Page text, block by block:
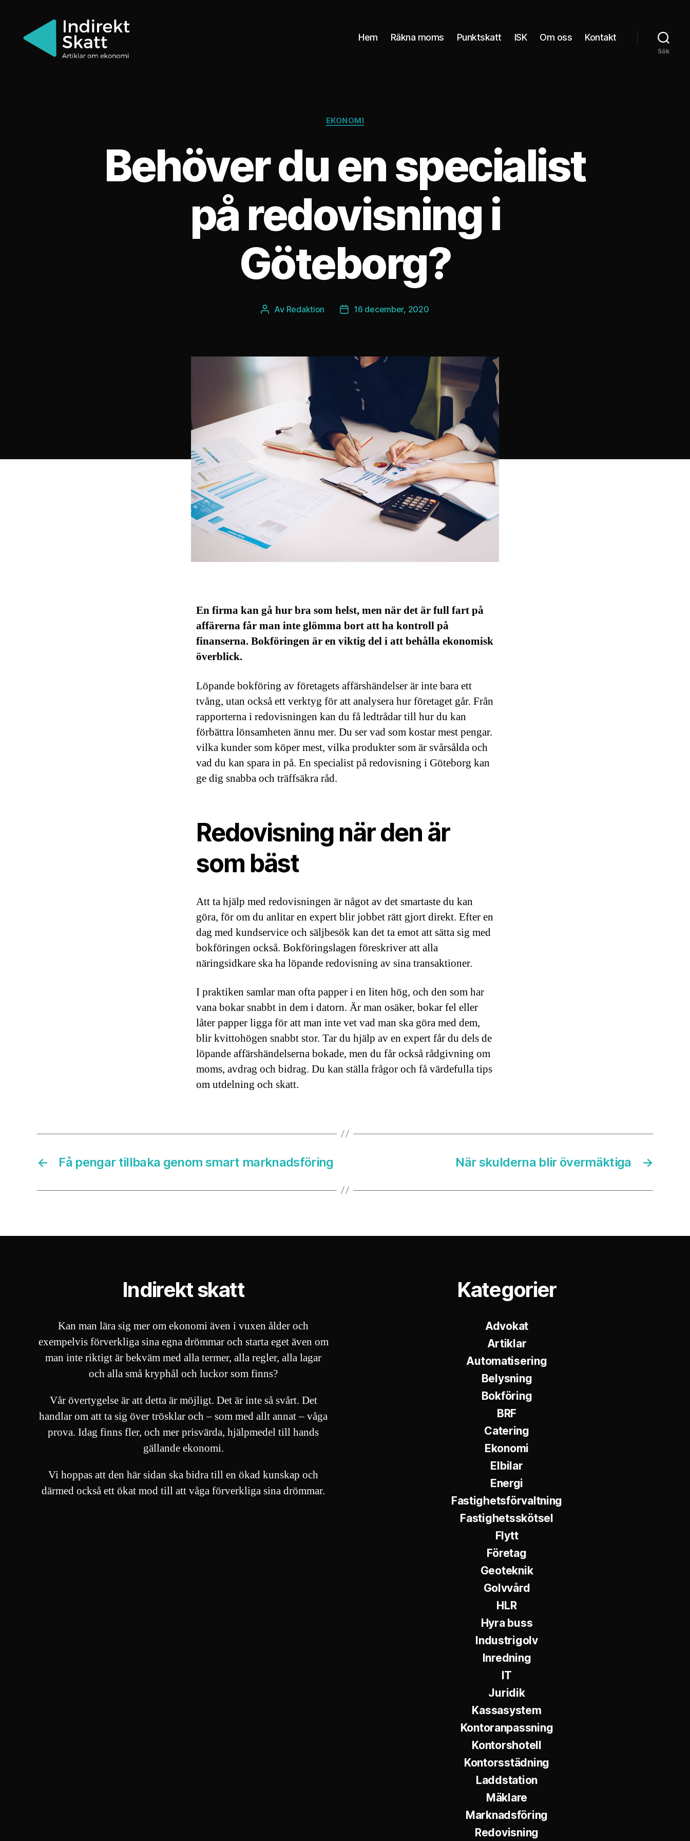
Hem Räkna moms Punktskatt ISK Om oss Kontakt
Sök
Kategorier
EKONOMI
Behöver du en specialist
på redovisning i
Göteborg?
Inläggsförfattare
Av Redaktion Inläggsdatum
16 december, 2020
En firma kan gå hur bra som helst, men när det är full fart på
affärerna får man inte glömma bort att ha kontroll på
finanserna. Bokföringen är en viktig del i att behålla ekonomisk
överblick.
Löpande bokföring av företagets affärshändelser är inte bara ett
tvång, utan också ett verktyg för att analysera hur företaget går. Från
rapporterna i redovisningen kan du få ledtrådar till hur du kan
förbättra lönsamheten ännu mer. Du ser vad som kostar mest pengar.
vilka kunder som köper mest, vilka produkter som är svårsålda och
vad du kan spara in på. En specialist på redovisning i Göteborg kan
ge dig snabba och träffsäkra råd.
Redovisning när den är
som bäst
Att ta hjälp med redovisningen är något av det smartaste du kan
göra, för om du anlitar en expert blir jobbet rätt gjort direkt. Efter en
dag med kundservice och säljbesök kan det ta emot att sätta sig med
bokföringen också. Bokföringslagen föreskriver att alla
näringsidkare ska ha löpande redovisning av sina transaktioner.
I praktiken samlar man ofta papper i en liten hög, och den som har
vana bokar snabbt in dem i datorn. Är man osäker, bokar fel eller
låter papper ligga för att man inte vet vad man ska göra med dem,
blir kvittohögen snabbt stor. Tar du hjälp av en expert får du dels de
löpande affärshändelserna bokade, men du får också rådgivning om
moms, avdrag och bidrag. Du kan ställa frågor och få värdefulla tips
om utdelning och skatt.
← Få pengar tillbaka genom smart marknadsföring →
När skulderna blir övermäktiga
Indirekt skatt
Kan man lära sig mer om ekonomi även i vuxen ålder och
exempelvis förverkliga sina egna drömmar och starta eget även om
man inte riktigt är bekväm med alla termer, alla regler, alla lagar
och alla små kryphål och luckor som finns?
Vår övertygelse är att detta är möjligt. Det är inte så svårt. Det
handlar om att ta sig över trösklar och – som med allt annat – våga
prova. Idag finns fler, och mer prisvärda, hjälpmedel till hands
gällande ekonomi.
Vi hoppas att den här sidan ska bidra till en ökad kunskap och
därmed också ett ökat mod till att våga förverkliga sina drömmar.
Kategorier
Advokat
Artiklar
Automatisering
Belysning
Bokföring
BRF
Catering
Ekonomi
Elbilar
Energi
Fastighetsförvaltning
Fastighetsskötsel
Flytt
Företag
Geoteknik
Golvvård
HLR
Hyra buss
Industrigolv
Inredning
IT
Juridik
Kassasystem
Kontoranpassning
Kontorshotell
Kontorsstädning
Laddstation
Mäklare
Marknadsföring
Redovisning